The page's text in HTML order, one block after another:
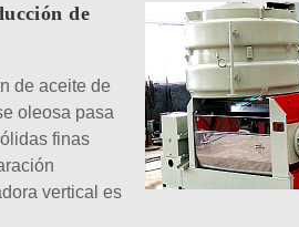
de
de aceite de
oleosa pasa
finas
vertical es